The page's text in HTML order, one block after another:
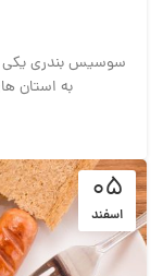
سوسیس بندری یکی
به استان
05
اسفند